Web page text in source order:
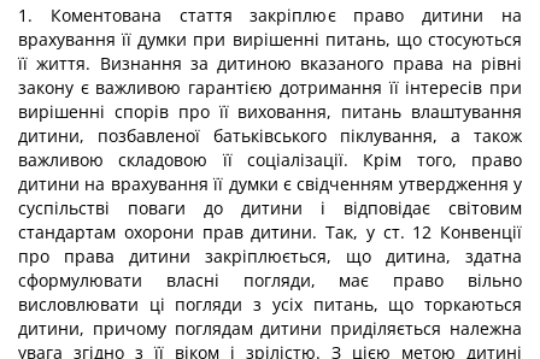
1. Коментована стаття закріплює право дитини на
врахування її думки при вирішенні питань, що стосуються
її життя. Визнання за дитиною вказаного права на рівні
закону є важливою гарантією дотримання її інтересів при
вирішенні спорів про її виховання, питань влаштування
дитини, позбавленої батьківського піклування, а також
важливою складовою її соціалізації. Крім того, право
дитини на врахування її думки є свідченням утвердження у
суспільстві поваги до дитини і відповідає світовим
стандартам охорони прав дитини. Так, у ст. 12 Конвенції
про права дитини закріплюється, що дитина, здатна
сформулювати власні погляди, має право вільно
висловлювати ці погляди з усіх питань, що торкаються
дитини, причому поглядам дитини приділяється належна
увага згідно з її віком і зрілістю. З цією метою дитині